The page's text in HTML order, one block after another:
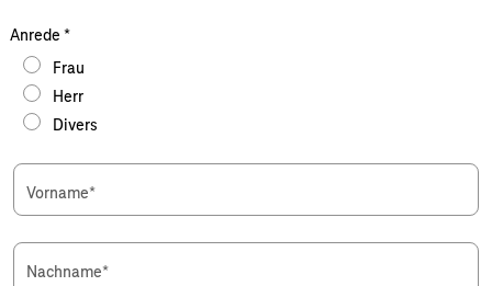
Anrede *
Frau
Herr
Divers
Vorname*
Nachname*